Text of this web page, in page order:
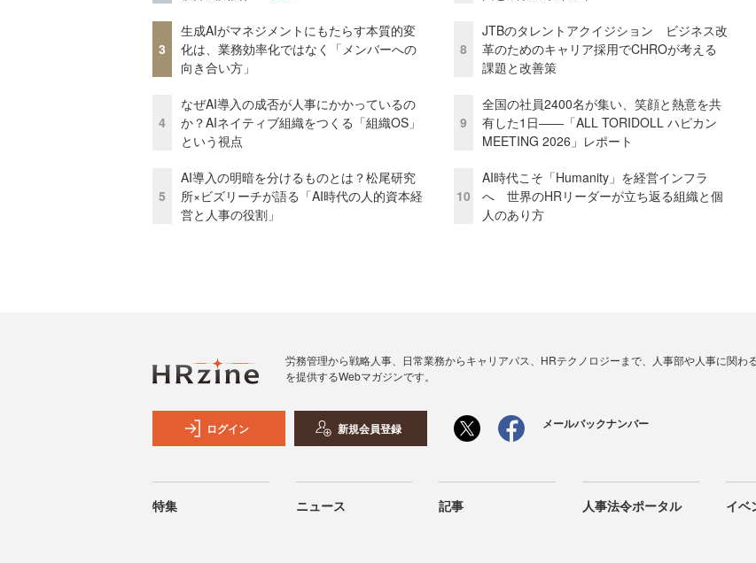
3
生成AIがマネジメントにもたらす本質的変
化は、業務効率化ではなく「メンバーへの
向き合い方」
4
なぜAI導入の成否が人事にかかっているの
か？AIネイティブ組織をつくる「組織OS」
という視点
5
AI導入の明暗を分けるものとは？松尾研究
所×ビズリーチが語る「AI時代の人的資本経
営と人事の役割」
8
JTBのタレントアクイジション ビジネス改
革のためのキャリア採用でCHROが考える
課題と改善策
9
全国の社員2400名が集い、笑顔と熱意を共
有した1日――「ALL TORIDOLL ハピカン
MEETING 2026」レポート
10
AI時代こそ「Humanity」を経営インフラ
へ 世界のHRリーダーが立ち返る組織と個
人のあり方
労務管理から戦略人事、日常業務からキャリアパス、HRテクノロジーまで、人事部や人事に関
を提供するWebマガジンです。
ログイン 新規会員登録 メールバックナンバー
特集 ニュース 記事 人事法令ポータル イベ